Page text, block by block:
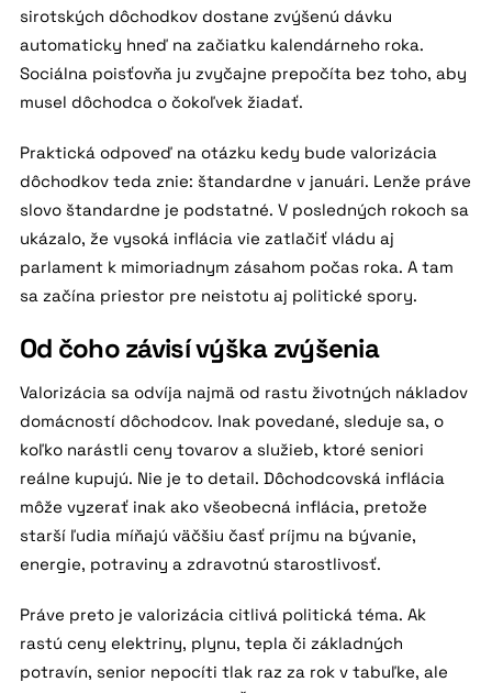
sirotských dôchodkov dostane zvýšenú dávku
automaticky hneď na začiatku kalendárneho roka.
Sociálna poisťovňa ju zvyčajne prepočíta bez toho, aby
musel dôchodca o čokoľvek žiadať.
Praktická odpoveď na otázku kedy bude valorizácia
dôchodkov teda znie: štandardne v januári. Lenže práve
slovo štandardne je podstatné. V posledných rokoch sa
ukázalo, že vysoká inflácia vie zatlačiť vládu aj
parlament k mimoriadnym zásahom počas roka. A tam
sa začína priestor pre neistotu aj politické spory.
Od čoho závisí výška zvýšenia
Valorizácia sa odvíja najmä od rastu životných nákladov
domácností dôchodcov. Inak povedané, sleduje sa, o
koľko narástli ceny tovarov a služieb, ktoré seniori
reálne kupujú. Nie je to detail. Dôchodcovská inflácia
môže vyzerať inak ako všeobecná inflácia, pretože
starší ľudia míňajú väčšiu časť príjmu na bývanie,
energie, potraviny a zdravotnú starostlivosť.
Práve preto je valorizácia citlivá politická téma. Ak
rastú ceny elektriny, plynu, tepla či základných
potravín, senior nepocíti tlak raz za rok v tabuľke, ale